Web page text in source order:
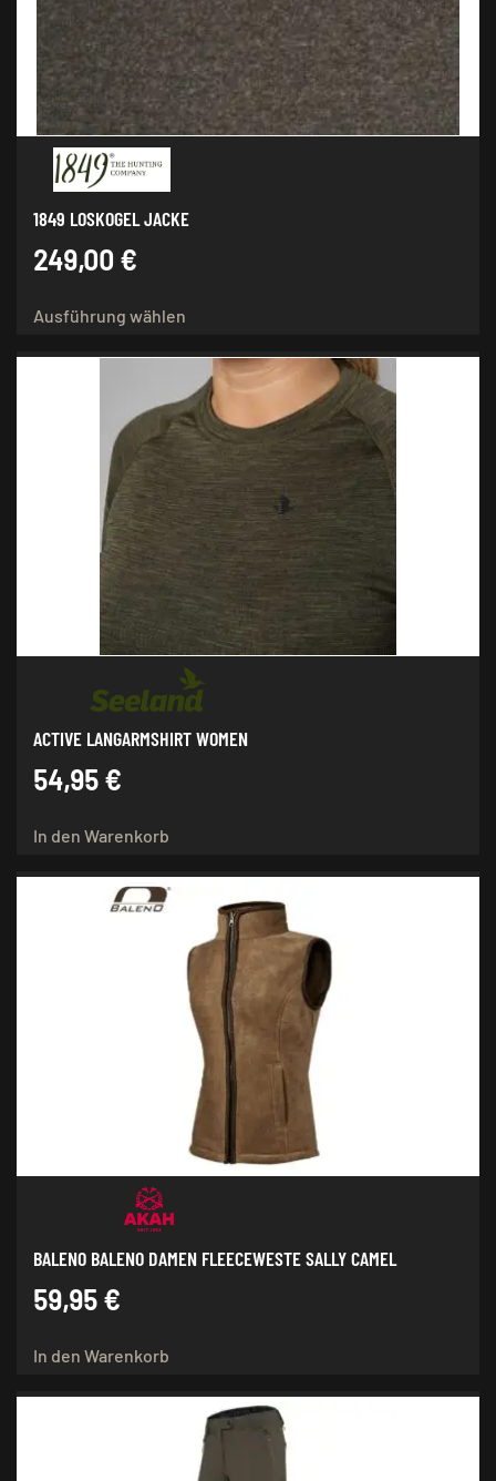
auf
der
Produktseite
gewählt
werden
1849 LOSKOGEL JACKE
249,00 €
Ausführung wählen
mehrere
Varianten
auf.
Die
Optionen
können
auf
gewählt
werden
ACTIVE LANGARMSHIRT WOMEN
54,95 €
In den Warenkorb
BALENO BALENO DAMEN FLEECEWESTE SALLY CAMEL
59,95 €
In den Warenkorb